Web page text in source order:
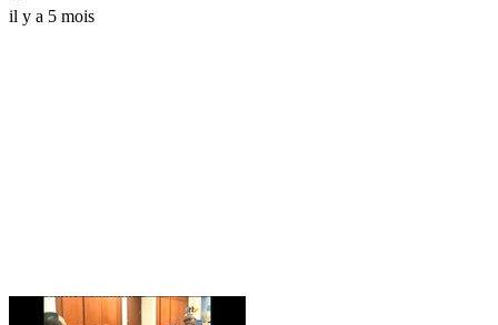
il y a 5 mois